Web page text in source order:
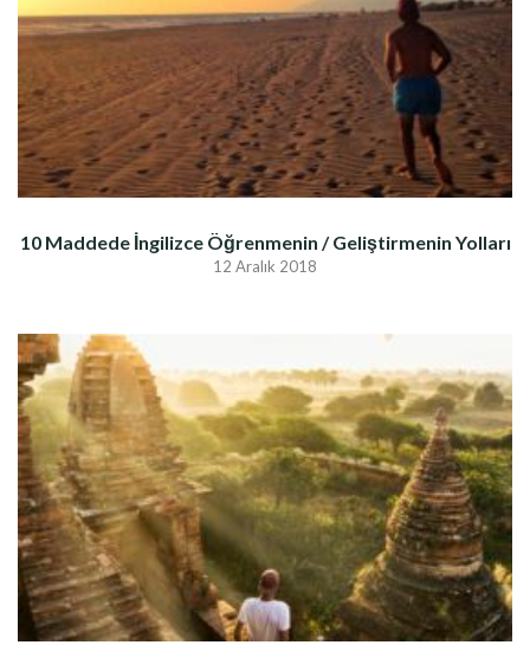
10 Maddede İngilizce Öğrenmenin / Geliştirmenin Yolları
12 Aralık 2018